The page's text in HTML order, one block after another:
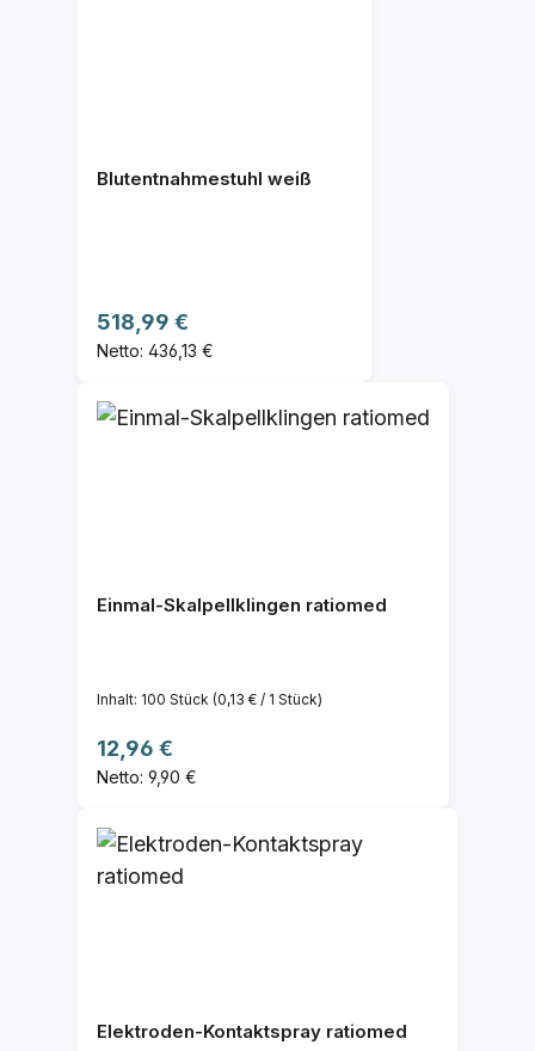
Blutentnahmestuhl weiß
Regulärer Preis:
518,99 €
Netto: 436,13 €
Einmal-Skalpellklingen ratiomed
Inhalt: 100 Stück (0,13 € / 1 Stück)
Regulärer Preis:
12,96 €
Netto: 9,90 €
Elektroden-Kontaktspray ratiomed